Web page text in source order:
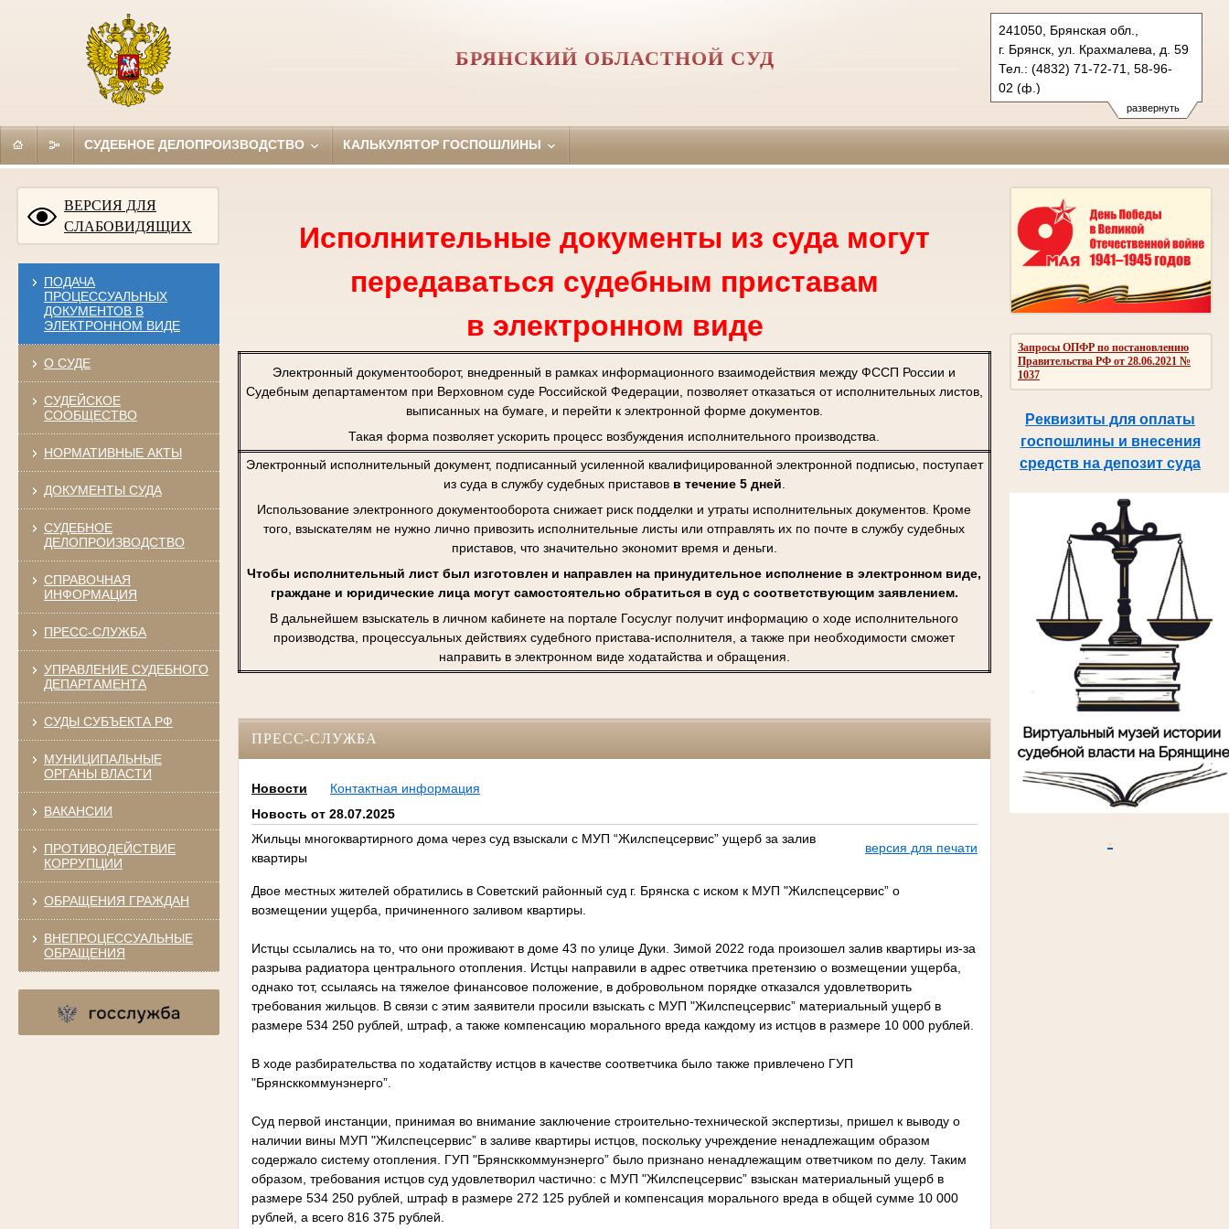
развернуть
241050, Брянская обл.,
г. Брянск, ул. Крахмалева, д. 59
Тел.: (4832) 71-72-71, 58-96-
02 (ф.)
oblsud.brj@sudrf.ru
БРЯНСКИЙ ОБЛАСТНОЙ СУД
СУДЕБНОЕ ДЕЛОПРОИЗВОДСТВО КАЛЬКУЛЯТОР ГОСПОШЛИНЫ
ВЕРСИЯ ДЛЯ
СЛАБОВИДЯЩИХ
ПОДАЧА
ПРОЦЕССУАЛЬНЫХ
ДОКУМЕНТОВ В
ЭЛЕКТРОННОМ ВИДЕ
О СУДЕ
СУДЕЙСКОЕ
СООБЩЕСТВО
НОРМАТИВНЫЕ АКТЫ
ДОКУМЕНТЫ СУДА
СУДЕБНОЕ
ДЕЛОПРОИЗВОДСТВО
СПРАВОЧНАЯ
ИНФОРМАЦИЯ
ПРЕСС-СЛУЖБА
УПРАВЛЕНИЕ СУДЕБНОГО
ДЕПАРТАМЕНТА
СУДЫ СУБЪЕКТА РФ
МУНИЦИПАЛЬНЫЕ
ОРГАНЫ ВЛАСТИ
ВАКАНСИИ
ПРОТИВОДЕЙСТВИЕ
КОРРУПЦИИ
ОБРАЩЕНИЯ ГРАЖДАН
ВНЕПРОЦЕССУАЛЬНЫЕ
ОБРАЩЕНИЯ
Запросы ОПФР по постановлению
Правительства РФ от 28.06.2021 №
1037
Реквизиты для оплаты
госпошлины и внесения
средств на депозит суда
.
Исполнительные документы из суда могут
передаваться судебным приставам
в электронном виде
Электронный документооборот, внедренный в рамках информационного взаимодействия между ФССП России и
Судебным департаментом при Верховном суде Российской Федерации, позволяет отказаться от исполнительных листов,
выписанных на бумаге, и перейти к электронной форме документов.
Такая форма позволяет ускорить процесс возбуждения исполнительного производства.
Электронный исполнительный документ, подписанный усиленной квалифицированной электронной подписью, поступает
из суда в службу судебных приставов в течение 5 дней.
Использование электронного документооборота снижает риск подделки и утраты исполнительных документов. Кроме
того, взыскателям не нужно лично привозить исполнительные листы или отправлять их по почте в службу судебных
приставов, что значительно экономит время и деньги.
Чтобы исполнительный лист был изготовлен и направлен на принудительное исполнение в электронном виде,
граждане и юридические лица могут самостоятельно обратиться в суд с соответствующим заявлением.
В дальнейшем взыскатель в личном кабинете на портале Госуслуг получит информацию о ходе исполнительного
производства, процессуальных действиях судебного пристава-исполнителя, а также при необходимости сможет
направить в электронном виде ходатайства и обращения.
ПРЕСС-СЛУЖБА
Новости
Контактная информация
Новость от 28.07.2025
Жильцы многоквартирного дома через суд взыскали с МУП “Жилспецсервис” ущерб за залив
квартиры
версия для печати
Двое местных жителей обратились в Советский районный суд г. Брянска с иском к МУП "Жилспецсервис” о
возмещении ущерба, причиненного заливом квартиры.
Истцы ссылались на то, что они проживают в доме 43 по улице Дуки. Зимой 2022 года произошел залив квартиры из-за
разрыва радиатора центрального отопления. Истцы направили в адрес ответчика претензию о возмещении ущерба,
однако тот, ссылаясь на тяжелое финансовое положение, в добровольном порядке отказался удовлетворить
требования жильцов. В связи с этим заявители просили взыскать с МУП "Жилспецсервис” материальный ущерб в
размере 534 250 рублей, штраф, а также компенсацию морального вреда каждому из истцов в размере 10 000 рублей.
В ходе разбирательства по ходатайству истцов в качестве соответчика было также привлечено ГУП
"Брянсккоммунэнерго”.
Суд первой инстанции, принимая во внимание заключение строительно-технической экспертизы, пришел к выводу о
наличии вины МУП "Жилспецсервис” в заливе квартиры истцов, поскольку учреждение ненадлежащим образом
содержало систему отопления. ГУП "Брянсккоммунэнерго” было признано ненадлежащим ответчиком по делу. Таким
образом, требования истцов суд удовлетворил частично: с МУП "Жилспецсервис” взыскан материальный ущерб в
размере 534 250 рублей, штраф в размере 272 125 рублей и компенсация морального вреда в общей сумме 10 000
рублей, а всего 816 375 рублей.